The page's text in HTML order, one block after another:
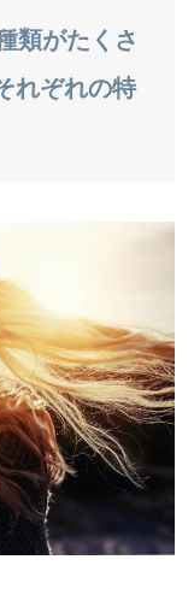
類がたくさ
れぞれの特